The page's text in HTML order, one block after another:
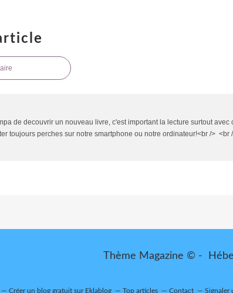
de decouvrir un nouveau livre, c'est important la lecture surtout avec
toujours perches sur notre smartphone ou notre ordinateur!<br /> <br
Thème Magazine © -
Créer un blog gratuit sur Eklablog Top articles Contact Signaler